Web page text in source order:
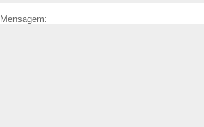
Mensagem: